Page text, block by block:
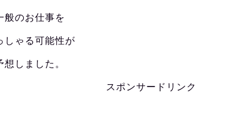
般のお仕事を
しゃる可能性が
しました。
スポンサードリンク